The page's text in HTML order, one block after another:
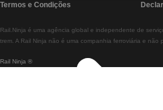
Comboios De Lisboa
Comboios De Braga A
Rail Ninja ®
Rail.Ninja é uma agência global e independente de
trem. A Rail Ninja não é uma companhia ferroviária e não
Termos e Condições